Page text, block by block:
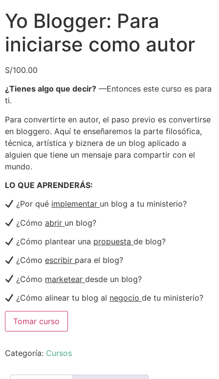
Yo Blogger: Para
iniciarse como autor
S/100.00
¿Tienes algo que decir? —Entonces este curso es para
ti.
Para convertirte en autor, el paso previo es convertirse
en bloggero. Aquí te enseñaremos la parte filosófica,
técnica, artística y biznera de un blog aplicado a
alguien que tiene un mensaje para compartir con el
mundo.
LO QUE APRENDERÁS:
¿Por qué implementar un blog a tu ministerio?
¿Cómoabrir un blog?
¿Cómo plantear una propuestade blog?
¿Cómoescribir para el blog?
¿Cómo marketeardesde un blog?
¿Cómo alinear tu blog al negociode tu ministerio?
Tomar curso
Categoría: Cursos